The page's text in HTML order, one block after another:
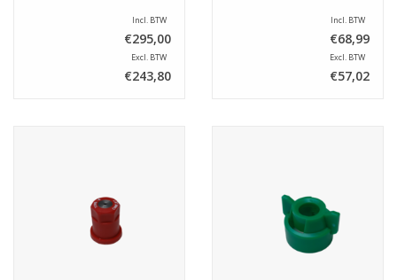
Incl. BTW
€295,00
Excl. BTW
€243,80
Incl. BTW
€68,99
Excl. BTW
€57,02